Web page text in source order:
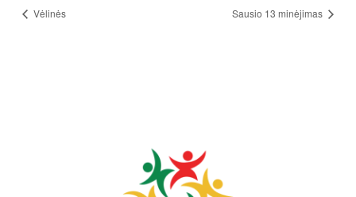
Vėlinės Sausio 13 minėjimas